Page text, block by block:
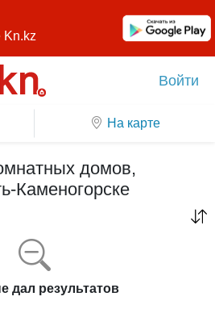
Kn.kz
Войти
На карте
домов,
Каменогорске
дал результатов